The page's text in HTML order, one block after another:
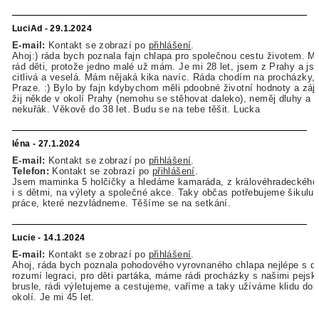
LuciAd - 29.1.2024
E-mail: Kontakt se zobrazí po přihlášení
Ahoj:) ráda bych poznala fajn chlapa pro společnou cestu životem.
rád děti, protože jedno malé už mám. Je mi 28 let, jsem z Prahy a
citlivá a veselá. Mám nějaká kika navíc. Ráda chodím na procházky,
Praze. :) Bylo by fajn kdybychom měli pdoobné životní hodnoty a
žij někde v okolí Prahy (nemohu se stěhovat daleko), neměj dluhy a
nekuřák. Věkově do 38 let. Budu se na tebe těšit. Lucka
léna - 27.1.2024
E-mail: Kontakt se zobrazí po přihlášení
Telefon: Kontakt se zobrazí po přihlášení
Jsem maminka 5 holčičky a hledáme kamaráda, z
i s dětmi, na výlety a společné akce. Taky občas potřebujeme šikulu
práce, které nezvládneme. Těšíme se na setkání.
Lucie - 14.1.2024
E-mail: Kontakt se zobrazí po přihlášení
Ahoj, ráda bych poznala pohodového vyrovnaného chlapa nejlépe s
rozumí legraci, pro děti partáka, máme rádi procházky s našimi
brusle, rádi výletujeme a cestujeme, vaříme a taky užíváme klidu
okolí. Je mi 45 let.